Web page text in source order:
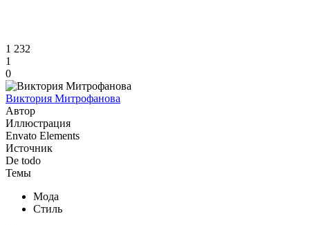
1 232
1
0
Виктория Митрофанова
Автор
Иллюстрация
Envato Elements
Источник
De todo
Темы
Мода
Стиль